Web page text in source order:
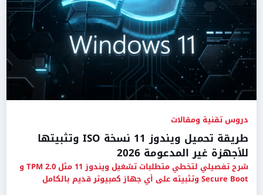
دروس تقنية ومقالات
طريقة تحميل ويندوز 11 نسخة ISO وتثبيتها
للأجهزة غير المدعومة 2026
شرح تفصيلي لتخطي متطلبات تشغيل ويندوز 11 مثل TPM 2.0 و
Secure Boot وتثبيته على أي جهاز كمبيوتر قديم بالكامل